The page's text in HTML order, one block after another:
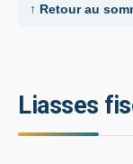
↑ Retour au
Liasses